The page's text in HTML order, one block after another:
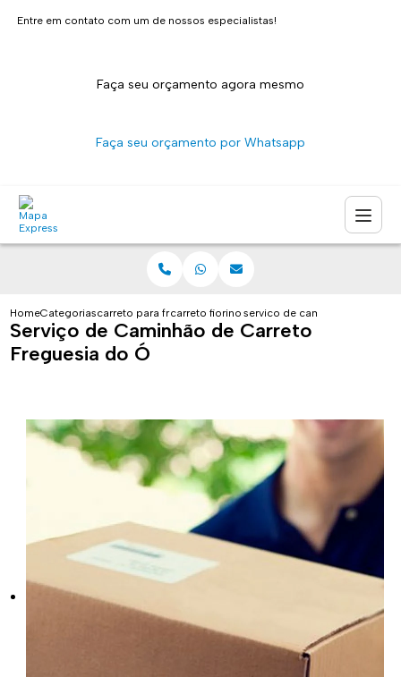
Entre em contato com um de nossos especialistas!
Faça seu orçamento agora mesmo
Faça seu orçamento por Whatsapp
HomeCategoriascarreto para fretescarreto fiorino sao pauloservico de caminhao de
Serviço de Caminhão de Carreto
Freguesia do Ó